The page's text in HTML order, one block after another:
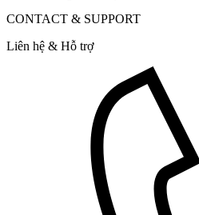
CONTACT & SUPPORT
Liên hệ & Hỗ trợ